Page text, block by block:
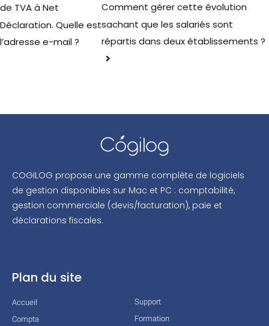
de TVA à Net
Déclaration. Quelle est
l’adresse e-mail ?
Comment gérer cette évolution
sachant que les salariés sont
répartis dans deux établissements ?
COGILOG propose une gamme complète de logiciels
de gestion disponibles sur Mac et PC : comptabilité,
gestion commerciale (devis/facturation), paie et
déclarations fiscales.
Plan du site
Accueil
Compta
Support
Formation